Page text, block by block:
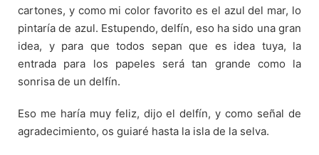
cartones, y como mi color favorito es el azul del mar, lo
pintaría de azul. Estupendo, delfín, eso ha sido una gran
idea, y para que todos sepan que es idea tuya, la
entrada para los papeles será tan grande como la
sonrisa de un delfín.
Eso me haría muy feliz, dijo el delfín, y como señal de
agradecimiento, os guiaré hasta la isla de la selva.